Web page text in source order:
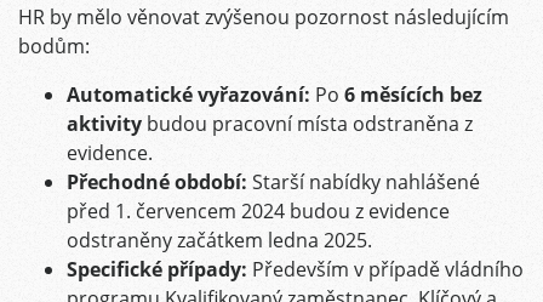
HR by mělo věnovat zvýšenou pozornost následujícím
bodům:
Automatické vyřazování: Po 6 měsících bez
aktivity budou pracovní místa odstraněna z
evidence.
Přechodné období: Starší nabídky nahlášené
před 1. červencem 2024 budou z evidence
odstraněny začátkem ledna 2025.
Specifické případy: Především v případě vládního